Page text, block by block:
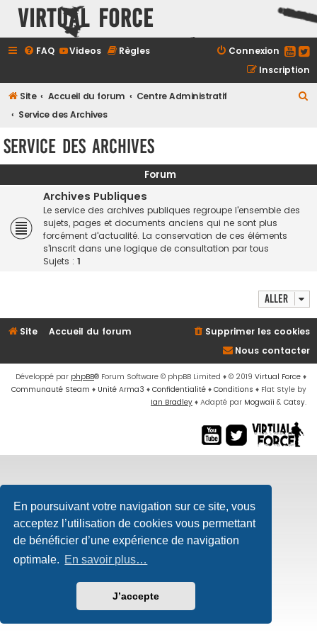
En poursuivant votre navigation sur ce site, vous
acceptez l’utilisation de cookies vous permettant
de bénéficier d’une expérience de navigation
optimale. En savoir plus…
J’accepte
Virtual Force
FAQ Videos Règles
Connexion
Inscription
Site Accueil du forum
Centre Administratif
Service des Archives
r
Service des Archives
Forum
Archives Publiques
Le service des archives publiques regroupe l'ensemble des
sujets, pages et documents anciens qui ne sont plus
forcément d'actualité. La conservation de ces éléments
s'inscrit dans une logique de consultation par tous
Sujets : 1
Aller
Site Accueil du forum
Supprimer les cookies
Nous contacter
Développé par phpBB® Forum Software © phpBB Limited ♦ © 2019 Virtual Force ♦
Communauté Steam ♦ Unité Arma3 ♦ Confidentialité ♦ Conditions ♦ Flat Style by
Ian Bradley ♦ Adapté par Mogwaii & Catsy.